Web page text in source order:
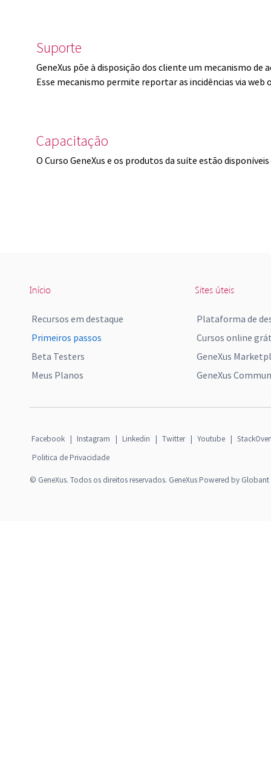
Suporte
GeneXus põe à disposição dos cliente um mecanismo de
Esse mecanismo permite reportar as incidências via
Capacitação
O Curso GeneXus e os produtos da suíte estão
Início
Recursos em destaque
Primeiros passos
Beta Testers
Meus Planos
Sites úteis
Plataforma de
Cursos online
GeneXus
GeneXus
Facebook | Instagram | Linkedin | Twitter | Youtube |
Politica de Privacidade
© GeneXus. Todos os direitos reservados. GeneXus Powered by Globant